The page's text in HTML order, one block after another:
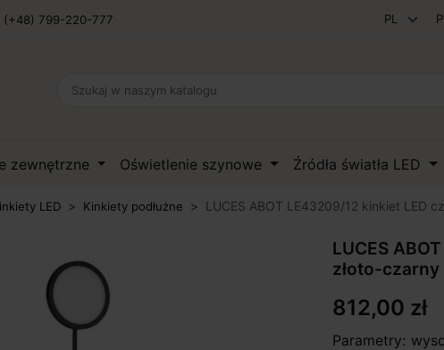
(+48) 799-220-777
zewnętrzne Oświetlenie szynowe Źródła światła LED
LED Kinkiety podłużne LUCES ABOT LE43209/12 kinkiet LED
LUCES
złoto-czarny
812,00 zł
Parametry: